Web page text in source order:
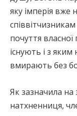
яку імперія вже
почуття власної
існують і з
вмирають без
Як зазначила на
натхненниця,